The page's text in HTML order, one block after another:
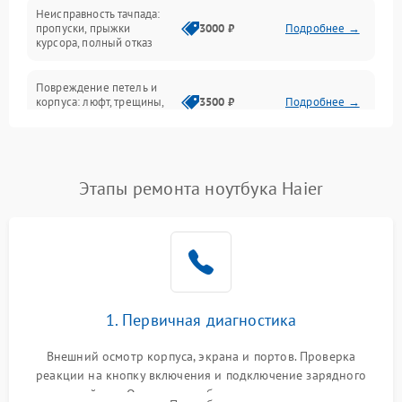
Сеть и интернет
Неисправность тачпада:
пропуски, прыжки
курсора, полный отказ
3000 ₽ Подробнее →
Повреждение петель и
корпуса: люфт, трещины,
3500 ₽ Подробнее →
невозможность зарядки,
2500 ₽ Подробнее →
2000 ₽
Перегрев из‑за пыли,
неисправности кулера
Выход из строя SSD или
Этапы ремонта ноутбука Haier
1. Первичная диагностика
Внешний осмотр корпуса, экрана и портов. Проверка
реакции на кнопку включения и подключение зарядного
устройства. Оценка потребления тока с помощью